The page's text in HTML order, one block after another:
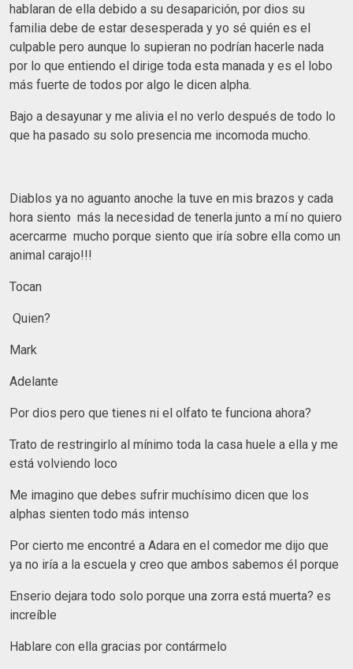
hablaran de ella debido a su desaparición, por dios su
familia debe de estar desesperada y yo sé quién es el
culpable pero aunque lo supieran no podrían hacerle nada
por lo que entiendo el dirige toda esta manada y es el lobo
más fuerte de todos por algo le dicen alpha.
Bajo a desayunar y me alivia el no verlo después de todo lo
que ha pasado su solo presencia me incomoda mucho.
Diablos ya no aguanto anoche la tuve en mis brazos y cada
hora siento más la necesidad de tenerla junto a mí no quiero
acercarme mucho porque siento que iría sobre ella como un
animal carajo!!!
Tocan
Quien?
Mark
Adelante
Por dios pero que tienes ni el olfato te funciona ahora?
Trato de restringirlo al mínimo toda la casa huele a ella y me
está volviendo loco
Me imagino que debes sufrir muchísimo dicen que los
alphas sienten todo más intenso
Por cierto me encontré a Adara en el comedor me dijo que
ya no iría a la escuela y creo que ambos sabemos él porque
Enserio dejara todo solo porque una zorra está muerta? es
increíble
Hablare con ella gracias por contármelo